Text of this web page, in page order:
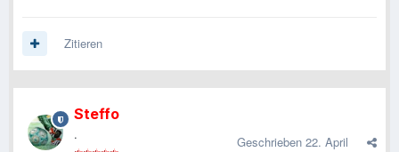
Zitieren
Steffo
. Geschrieben 22. April